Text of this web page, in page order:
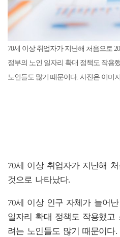
70세 이상 취업자가 지난해 처음으로
정부의 노인 일자리 확대 정책도 작용
노인들도 많기 때문이다. 사진은 이미
70세 이상 취업자가 지난해
것으로 나타났다.
70세 이상 인구 자체가 늘어
일자리 확대 정책도 작용했
려는 노인들도 많기 때문이다.